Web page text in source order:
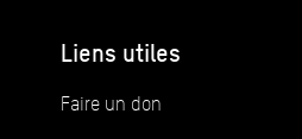
Liens utiles
Faire un don